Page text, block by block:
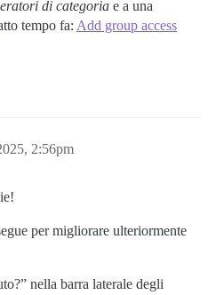
di categoria e a una
tempo fa: Add group access
2:56pm
per migliorare ulteriormente
nella barra laterale degli